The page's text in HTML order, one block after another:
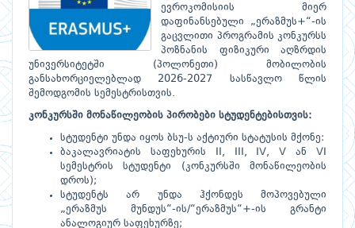
ევროკომისიის მიერ
დაფინანსებული „ერაზმუს+“-ის
გაცვლითი პროგრამის კონკურსს
პოზნანის ფიზიკური აღზრდის
უნივერსიტეტში (პოლონეთი) მობილობის
განსახორციელებლად 2026-2027 სასწავლო წლის
შემოდგომის სემესტრისთვის.
კონკურსში მონაწილეობის პირობები სტუდენტებისთვის:
სტუდენტი უნდა იყოს ბსუ-ს აქტიური სტატუსის მქონე:
ბაკალავრიატის საფეხურის II, III, IV, V ან VI
სემესტრის სტუდენტი (კონკურსში მონაწილეობის
დროს);
სტუდენტს არ უნდა ჰქონდეს მოპოვებული
„ერაზმუს მუნდუს“-ის/“ერაზმუს“+-ის გრანტი
ანალოგიურ საფეხურზე;